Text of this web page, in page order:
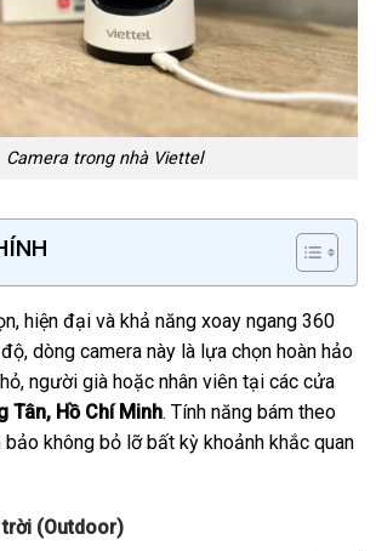
Camera trong nhà Viettel
hiện đại và khả năng xoay ngang 360
dòng camera này là lựa chọn hoàn hảo
người già hoặc nhân viên tại các cửa
Tân, Hồ Chí Minh. Tính năng bám theo
không bỏ lỡ bất kỳ khoảnh khắc quan
(Outdoor)